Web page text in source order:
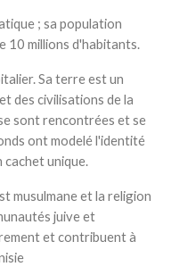
; sa population
10 millions d'habitants.
Sa terre est un
des civilisations de la
sont rencontrées et se
ont modelé l'identité
cachet unique.
musulmane et la religion
juive et
et contribuent à